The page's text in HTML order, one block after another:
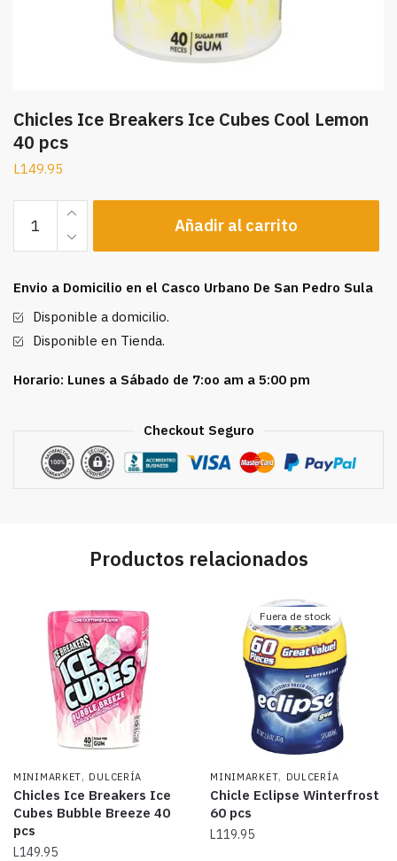
Chicles Ice Breakers Ice Cubes Cool Lemon
40 pcs
L149.95
Ice
Breakers
Cubes
Cool
Lemon
pcs
Añadir al carrito
Envio a Domicilio en el Casco Urbano De San Pedro Sula
Disponible a domicilio.
Disponible en Tienda.
Horario: Lunes a Sábado de 7:oo am a 5:00 pm
Checkout Seguro
Productos relacionados
MINIMARKET, DULCERÍA
Chicles Ice Breakers Ice
Cubes Bubble Breeze 40
pcs
L149.95
Fuera de stock
MINIMARKET, DULCERÍA
Chicle Eclipse Winterfrost
60 pcs
L119.95